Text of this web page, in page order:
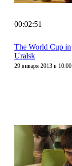
00:02:51
The World Cup in
Uralsk
29 января 2013 в 10:00